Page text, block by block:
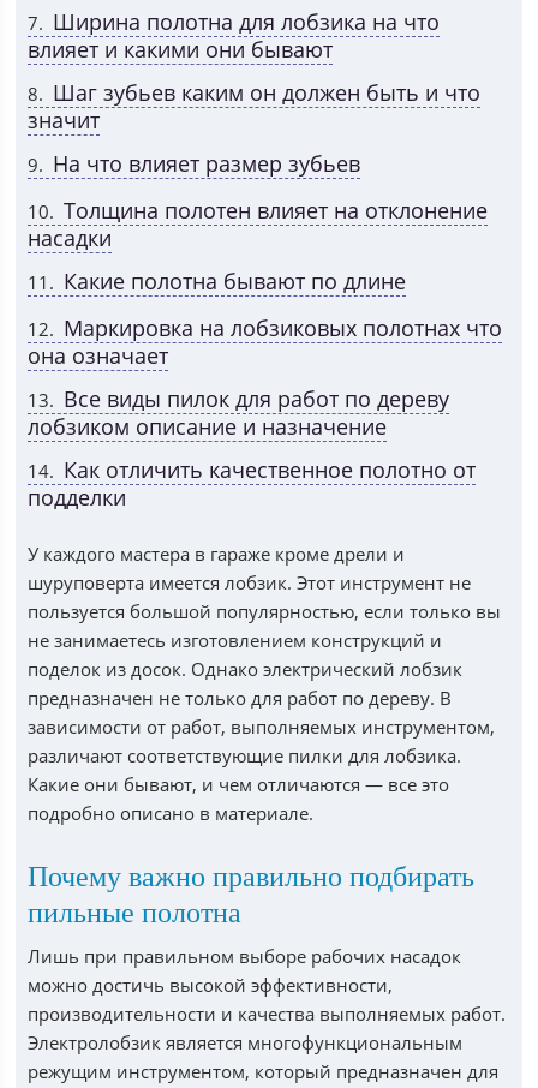
7
Ширина полотна для лобзика на что
влияет и какими они бывают
8
Шаг зубьев каким он должен быть и что
значит
9 На что влияет размер зубьев
10
Толщина полотен влияет на отклонение
насадки
11 Какие полотна бывают по длине
12
Маркировка на лобзиковых полотнах что
она означает
13
Все виды пилок для работ по дереву
лобзиком описание и назначение
14
Как отличить качественное полотно от
подделки
У каждого мастера в гараже кроме дрели и
шуруповерта имеется лобзик. Этот инструмент не
пользуется большой популярностью, если только вы
не занимаетесь изготовлением конструкций и
поделок из досок. Однако электрический лобзик
предназначен не только для работ по дереву. В
зависимости от работ, выполняемых инструментом,
различают соответствующие пилки для лобзика.
Какие они бывают, и чем отличаются — все это
подробно описано в материале.
Почему важно правильно подбирать
пильные полотна
Лишь при правильном выборе рабочих насадок
можно достичь высокой эффективности,
производительности и качества выполняемых работ.
Электролобзик является многофункциональным
режущим инструментом, который предназначен для